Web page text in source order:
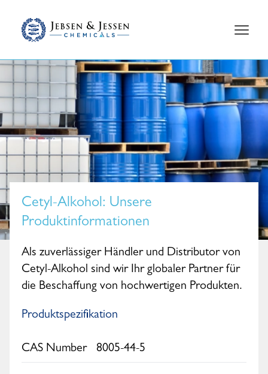
Cetyl-Alkohol: Unsere
Produktinformationen
Als zuverlässiger Händler und Distributor von
Cetyl-Alkohol sind wir Ihr globaler Partner für
die Beschaffung von hochwertigen Produkten.
Produktspezifikation
CAS Number 8005-44-5